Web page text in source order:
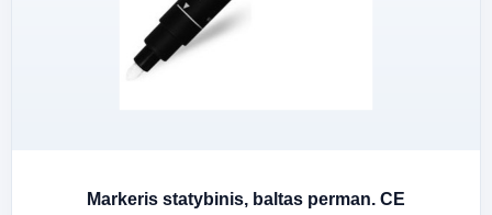
Markeris statybinis, baltas perman. CE